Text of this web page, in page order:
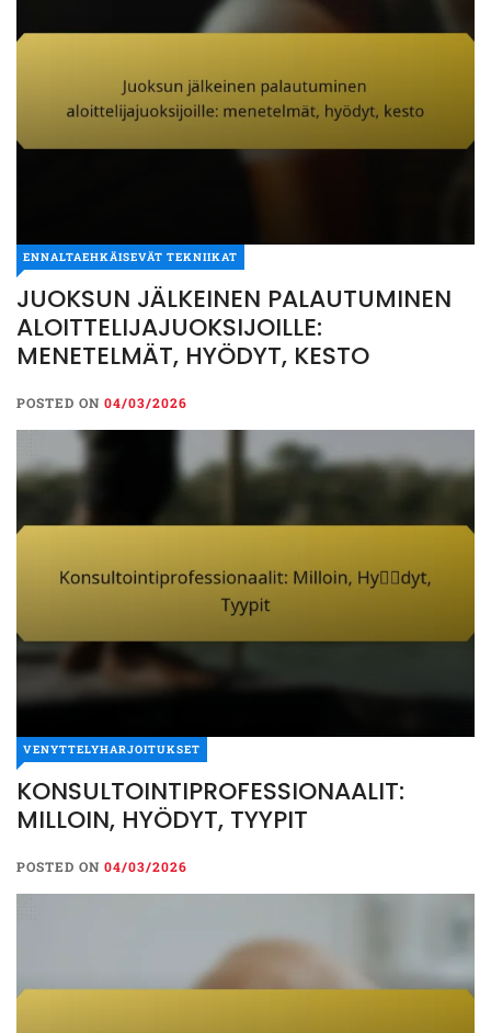
ENNALTAEHKÄISEVÄT TEKNIIKAT
JUOKSUN JÄLKEINEN PALAUTUMINEN
ALOITTELIJAJUOKSIJOILLE:
MENETELMÄT, HYÖDYT, KESTO
POSTED ON 04/03/2026
VENYTTELYHARJOITUKSET
KONSULTOINTIPROFESSIONAALIT:
MILLOIN, HYÖDYT, TYYPIT
POSTED ON 04/03/2026